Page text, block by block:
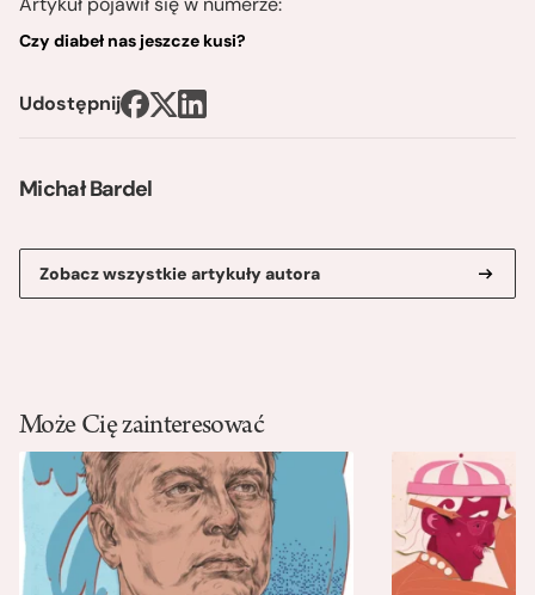
Michał Bardel
Zobacz wszystkie artykuły autora
Czy diabeł nas jeszcze kusi?
Udostępnij
Może Cię zainteresować